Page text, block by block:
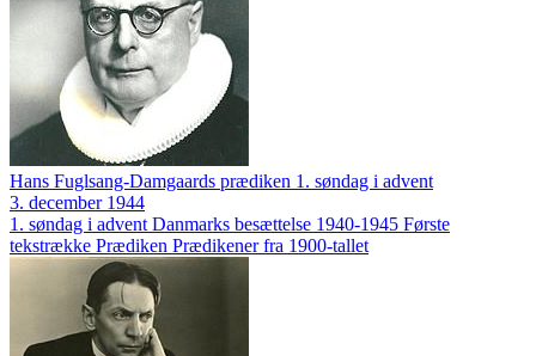
Hans Fuglsang-Damgaards prædiken 1. søndag i advent
3. december 1944
1. søndag i advent Danmarks besættelse 1940-1945 Første
tekstrække Prædiken Prædikener fra 1900-tallet